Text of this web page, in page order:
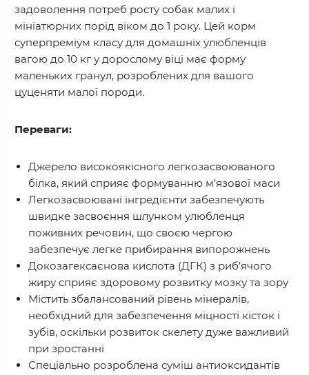
задоволення потреб росту собак малих і
мініатюрних порід віком до 1 року. Цей корм
суперпреміум класу для домашніх улюбленців
вагою до 10 кг у дорослому віці має форму
маленьких гранул, розроблених для вашого
цуценяти малої породи.
Переваги:
Джерело високоякісного легкозасвоюваного
білка, який сприяє формуванню м’язової маси
Легкозасвоювані інгредієнти забезпечують
швидке засвоєння шлунком улюбленця
поживних речовин, що своєю чергою
забезпечує легке прибирання випорожнень
Докозагексаєнова кислота (ДГК) з риб’ячого
жиру сприяє здоровому розвитку мозку та зору
Містить збалансований рівень мінералів,
необхідний для забезпечення міцності кісток і
зубів, оскільки розвиток скелету дуже важливий
при зростанні
Спеціально розроблена суміш антиоксидантів